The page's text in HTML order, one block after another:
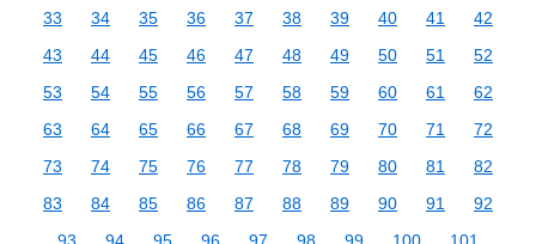
33
34 35 36 37 38 39 40 41
42
43
44 45 46 47 48 49 50 51
52
53
54 55 56 57 58 59 60 61
62
63
64 65 66 67 68 69 70 71
72
73
74 75 76 77 78 79 80 81
82
83
84 85 86 87 88 89 90 91
92